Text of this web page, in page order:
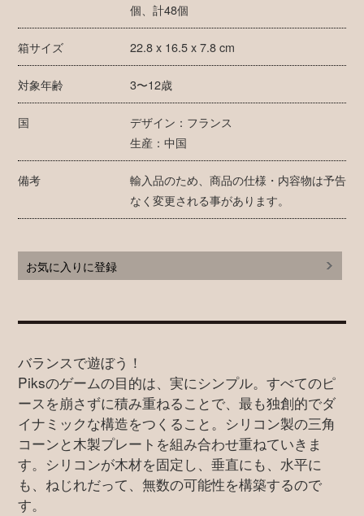
個、計48個
箱サイズ 22.8 x 16.5 x 7.8 cm
対象年齢 3〜12歳
国
デザイン：フランス
生産：中国
備考
輸入品のため、商品の仕様・内容物は予告
なく変更される事があります。
お気に入りに登録
バランスで遊ぼう！
Piksのゲームの目的は、実にシンプル。すべてのピ
ースを崩さずに積み重ねることで、最も独創的でダ
イナミックな構造をつくること。シリコン製の三角
コーンと木製プレートを組み合わせ重ねていきま
す。シリコンが木材を固定し、垂直にも、水平に
も、ねじれだって、無数の可能性を構築するので
す。